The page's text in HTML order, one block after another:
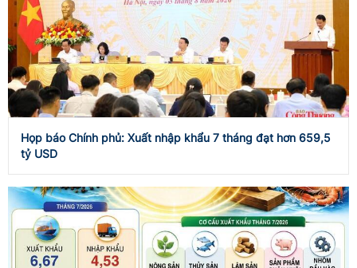
Họp báo Chính phủ: Xuất nhập khẩu 7 tháng đạt hơn 659,5
tỷ USD